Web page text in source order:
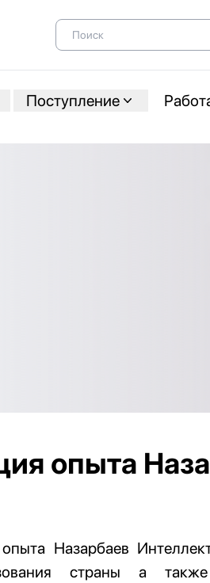
Поступление
опыта
Назарбаев
страны а